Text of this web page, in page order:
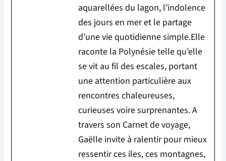
aquarellées du lagon, l’indolence
des jours en mer et le partage
d’une vie quotidienne simple.Elle
raconte la Polynésie telle qu’elle
se vit au fil des escales, portant
une attention particulière aux
rencontres chaleureuses,
curieuses voire surprenantes. A
travers son Carnet de voyage,
Gaëlle invite à ralentir pour mieux
ressentir ces iles, ces montagnes,